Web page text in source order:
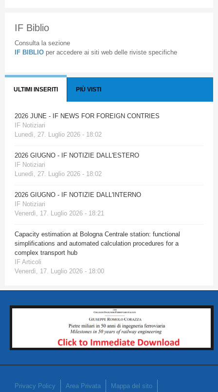
IF Biblio
Consulta la sezione
IF BIBLIO per accedere ai siti web delle riviste specifiche
ULTIMI INSERITI PIÙ VISTI
2026 JUNE - IF NEWS FOR FOREIGN CONTRIES
IF Notiziari
Lunedì, 27. Luglio 2026 - 18:02
2026 GIUGNO - IF NOTIZIE DALL'ESTERO
IF Notiziari
Lunedì, 27. Luglio 2026 - 18:02
2026 GIUGNO - IF NOTIZIE DALL'INTERNO
IF Notiziari
Venerdì, 17. Luglio 2026 - 18:21
Capacity estimation at Bologna Centrale station: functional
simplifications and automated calculation procedures for a
complex transport hub
IF Articoli
Venerdì, 17. Luglio 2026 - 18:00
Privacy Policy Area Privata Mappa del sito